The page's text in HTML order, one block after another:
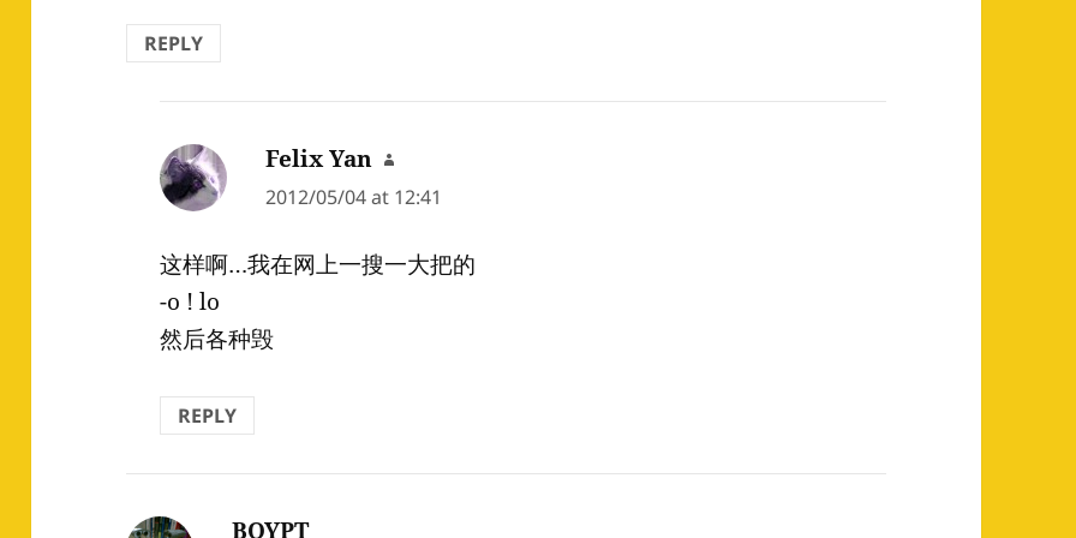
REPLY
Felix Yan says:
2012/05/04 at 12:41
这样啊…我在网上一搜一大把的
-o ! lo
然后各种毁
REPLY
BOYPTsays: